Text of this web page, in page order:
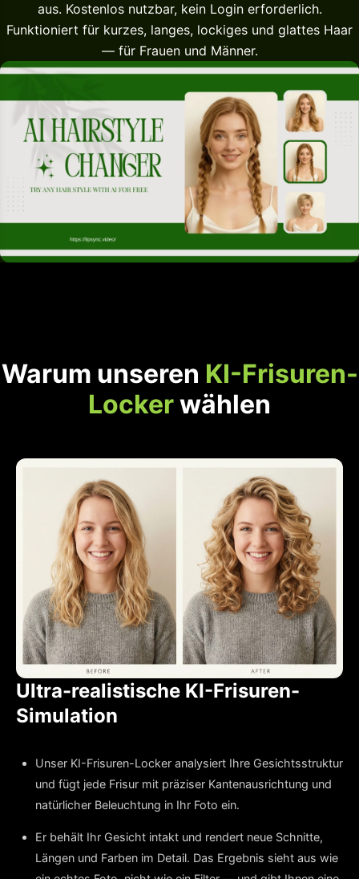
aus. Kostenlos nutzbar, kein Login erforderlich.
Funktioniert für kurzes, langes, lockiges und glattes Haar
— für Frauen und Männer.
Warum unseren KI-Frisuren-
Lockerwählen
Ultra-realistische KI-Frisuren-
Simulation
Unser KI-Frisuren-Locker analysiert Ihre Gesichtsstruktur
und fügt jede Frisur mit präziser Kantenausrichtung und
natürlicher Beleuchtung in Ihr Foto ein.
Er behält Ihr Gesicht intakt und rendert neue Schnitte,
Längen und Farben im Detail. Das Ergebnis sieht aus wie